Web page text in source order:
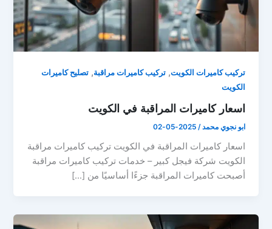
تركيب كاميرات الكويت,تركيب كاميرات مراقبة,تصليح كاميرات
الكويت
اسعار كاميرات المراقبة في الكويت
ابو نجوي محمد/
2025-05-02
اسعار كاميرات المراقبة في الكويت تركيب كاميرات مراقبة
الكويت شركة فيجل كبير – خدمات تركيب كاميرات مراقبة
أصبحت كاميرات المراقبة جزءًا أساسيًا من […]